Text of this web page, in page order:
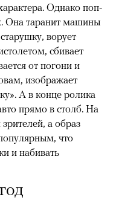
Однако поп-
Она таранит машины
ворует
сбивает
от погони и
изображает
А в конце ролика
прямо в столб. На
а образ
что
и набивать